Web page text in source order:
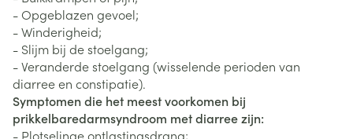
- Opgeblazen gevoel;
- Winderigheid;
- Slijm bij de stoelgang;
- Veranderde stoelgang (wisselende perioden van
diarree en constipatie).
Symptomen die het meest voorkomen bij
prikkelbaredarmsyndroom met diarree zijn:
- Plotselinge ontlastingsdrang;